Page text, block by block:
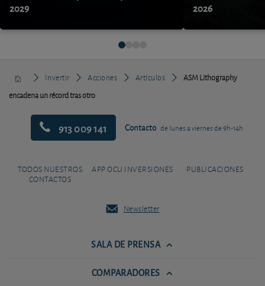
2029
2026
Invertir Acciones Artículos
ASM Lithography
encadena un récord tras otro
913 009 141 Contacto de lunes a viernes de 9h-14h
TODOS NUESTROS
CONTACTOS
APP OCU INVERSIONES PUBLICACIONES
Newsletter
SALA DE PRENSA
COMPARADORES